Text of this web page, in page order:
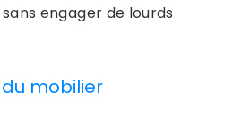
engager de lourds
mobilier